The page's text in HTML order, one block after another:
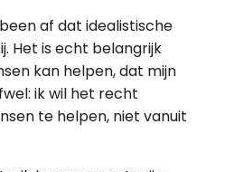
af dat idealistische
Het is echt belangrijk
kan helpen, dat mijn
ik wil het recht
te helpen, niet vanuit